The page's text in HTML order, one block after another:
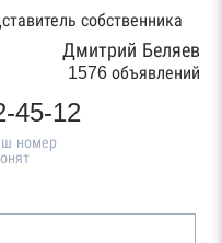
собственника
Дмитрий Беляев
1576 объявлений
45-12
номер